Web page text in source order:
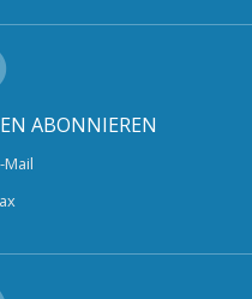
ABONNIEREN